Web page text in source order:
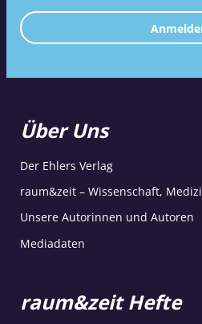
Über Uns
Der Ehlers Verlag
raum&zeit – Wissenschaft,
Unsere Autorinnen und Autoren
Mediadaten
raum&zeit Hefte